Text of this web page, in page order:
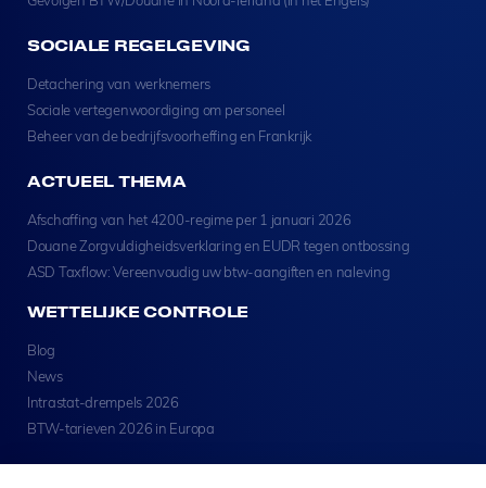
SOCIALE REGELGEVING
Detachering van werknemers
Sociale vertegenwoordiging om personeel
Beheer van de bedrijfsvoorheffing en Frankrijk
ACTUEEL THEMA
Afschaffing van het 4200-regime per 1 januari 2026
Douane Zorgvuldigheidsverklaring en EUDR tegen ontbossing
ASD Taxflow: Vereenvoudig uw btw-aangiften en naleving
WETTELIJKE CONTROLE
Blog
News
Intrastat-drempels 2026
BTW-tarieven 2026 in Europa